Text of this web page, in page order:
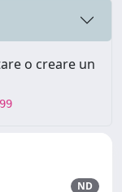
o creare un
ND